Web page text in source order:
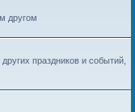
другом
праздников и событий,